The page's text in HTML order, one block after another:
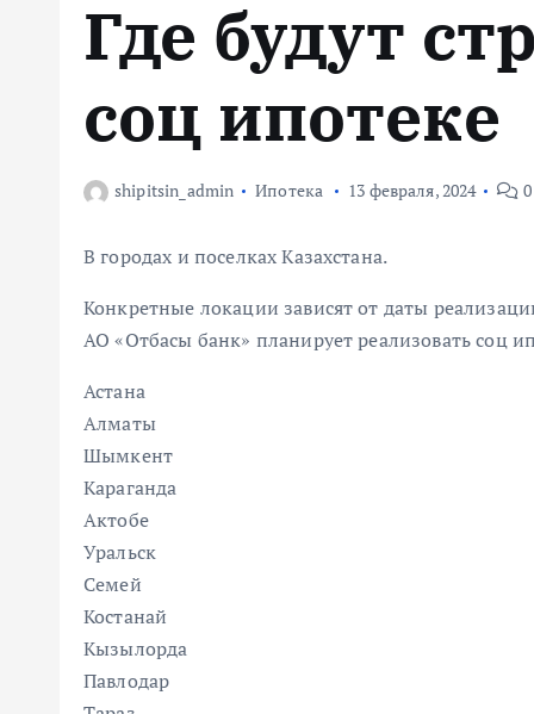
Где будут
соц ипотеке
shipitsin_admin Ипотека 13 февраля, 2024
В городах и поселках Казахстана.
Конкретные локации зависят от даты
АО «Отбасы банк» планирует реализовать соц
Астана
Алматы
Шымкент
Караганда
Актобе
Уральск
Семей
Костанай
Кызылорда
Павлодар